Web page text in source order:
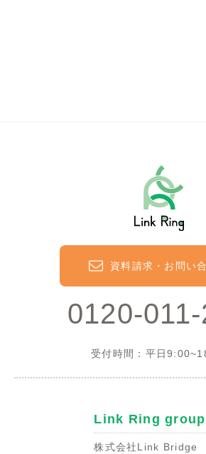
0120-
受付時間：平日
資料請求・お問い
Link Ring group
株式会社Link Bridge